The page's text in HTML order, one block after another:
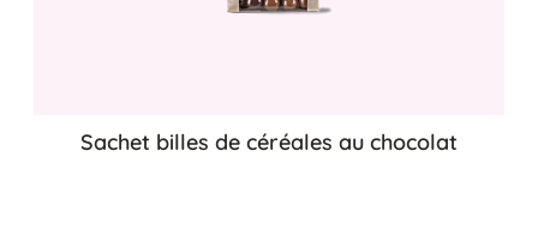
Sachet billes de céréales au chocolat